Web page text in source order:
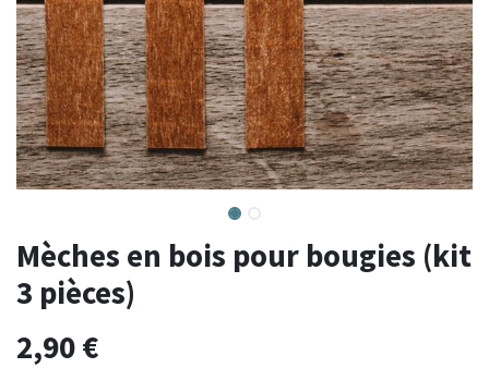
Mèches en bois pour bougies (kit
3 pièces)
2,90€